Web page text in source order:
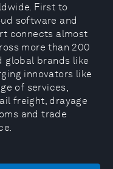
First to
software and
connects almost
more than 200
global brands like
innovators like
of services,
freight, drayage
and trade